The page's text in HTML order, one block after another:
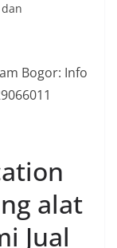
Bogor: Info
alat
Jual